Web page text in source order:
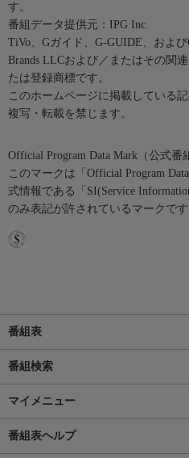
す。
番組データ提供元：IPG Inc.
TiVo、Gガイド、G-GUIDE、およ
Brands LLCおよび／またはその関
たは登録商標です。
このホームページに掲載している
複写・転載を禁じます。
Official Program Data Mark（公式番
このマークは「Official Program
式情報である「SI(Service
のみ表記が許されているマークです
番組表
番組検索
マイメニュー
番組表ヘルプ